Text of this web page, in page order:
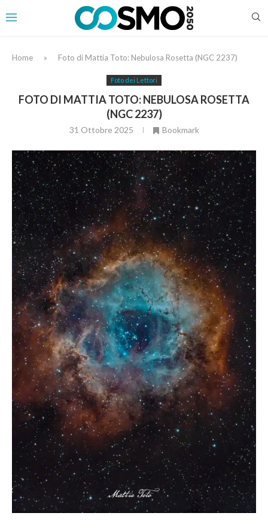
Home » Foto di Mattia Toto: Nebulosa Rosetta (NGC 2237)
Foto dei Lettori
FOTO DI MATTIA TOTO: NEBULOSA ROSETTA
(NGC 2237)
31 Ottobre 2025 Bookmark